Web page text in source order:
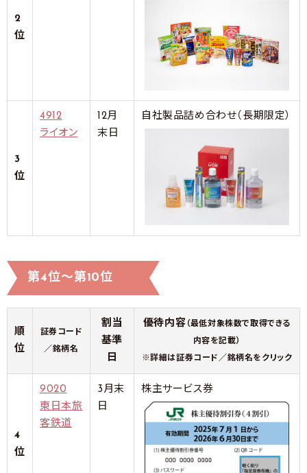
2
位
3
位
4912
ライオン
12月
末日
自社製品詰め合わせ（長期限定）
第4位～第10位
順
位
証券コード
／銘柄名
割当
基準
日
優待内容 （最低対象株数で取得できる
内容を記載）
※詳細は証券コード／銘柄名をクリック
4
位
9020
東日本旅
客鉄道
3月末
日
株主サービス券